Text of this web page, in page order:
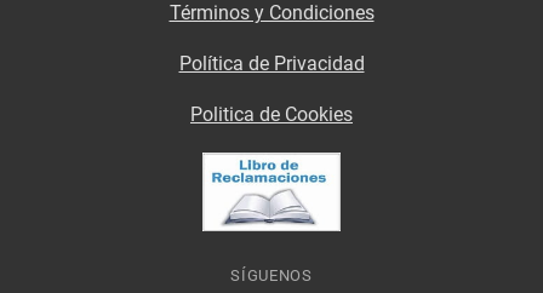
Términos y Condiciones
Política de Privacidad
Politica de Cookies
SÍGUENOS